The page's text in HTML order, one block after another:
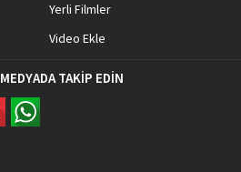
Yerli Filmler
Video Ekle
TAKİP EDİN